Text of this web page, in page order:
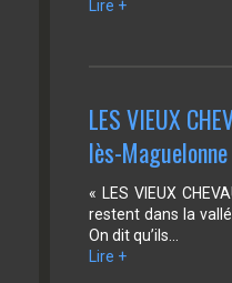
Lire +
LES VIEUX
lès-
« LES VIEUX
restent dans la
On dit qu’ils…
Lire +